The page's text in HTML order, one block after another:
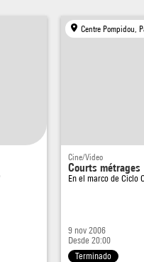
Centre Pompidou,
Cine/Video
Courts métrages
En el marco deCiclo
9 nov 2006
Desde 20:00
Terminado